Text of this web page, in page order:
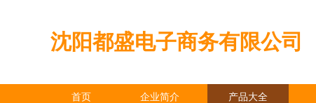
沈阳都盛电子商务有限公司
首页 企业简介 产品大全